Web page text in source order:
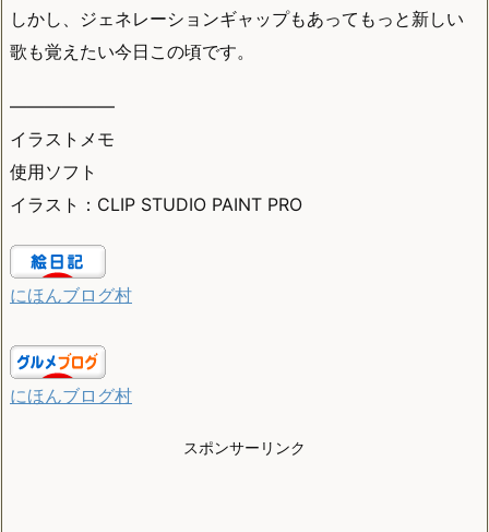
しかし、ジェネレーションギャップもあってもっと新しい
歌も覚えたい今日この頃です。
——————
イラストメモ
使用ソフト
イラスト：CLIP STUDIO PAINT PRO
にほんブログ村
にほんブログ村
スポンサーリンク